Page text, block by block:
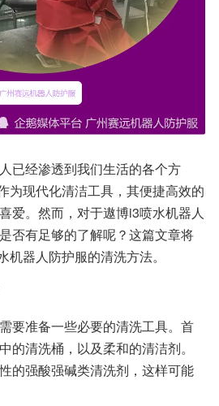
已经渗透到我们生活的各个方
为现代化清洁工具，其便捷高效的
爱。然而，对于遨博i3喷水机器人
否有足够的了解呢？这篇文章将
器人防护服的清洗方法。
要准备一些必要的清洗工具。首
的清洗桶，以及柔和的清洁剂。
的强酸强碱类清洗剂，这样可能